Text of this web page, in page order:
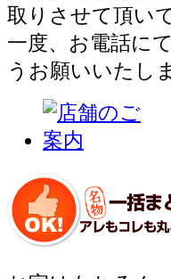
取りさせて頂い
一度、お電話に
うお願いいたし